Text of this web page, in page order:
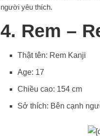
người yêu thích.
4. Rem –
Thật tên: Rem Kanji
Age: 17
Chiều cao: 154 cm
Sở thích: Bên cạnh